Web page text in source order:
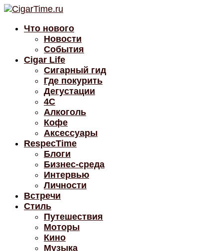
Что нового
Новости
События
Cigar Life
Сигарный гид
Где покурить
Дегустации
4C
Алкоголь
Кофе
Аксессуары
RespecTime
Блоги
Бизнес-среда
Интервью
Личности
Встречи
Стиль
Путешествия
Моторы
Кино
Музыка